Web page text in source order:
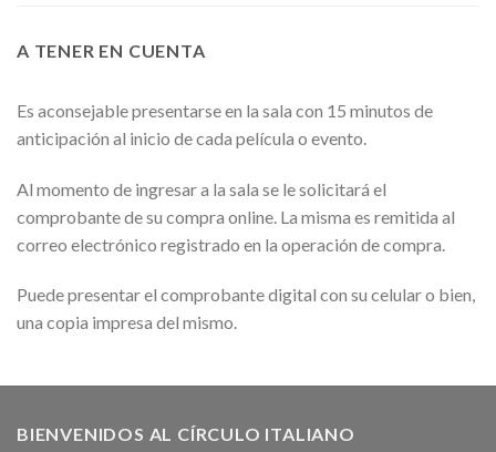
A TENER EN CUENTA
Es aconsejable presentarse en la sala con 15 minutos de
anticipación al inicio de cada película o evento.
Al momento de ingresar a la sala se le solicitará el
comprobante de su compra online. La misma es remitida al
correo electrónico registrado en la operación de compra.
Puede presentar el comprobante digital con su celular o bien,
una copia impresa del mismo.
BIENVENIDOS AL CÍRCULO ITALIANO